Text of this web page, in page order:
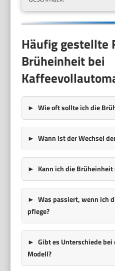
Häufig gestellte
Brüheinheit bei
Wie oft sollte ich die
Wann ist der Wechsel
Kann ich die
Was passiert, wenn ich
pflege?
Gibt es Unterschiede
Modell?